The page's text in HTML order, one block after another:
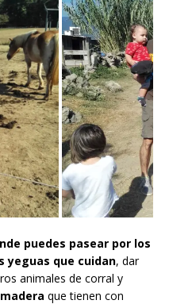
puedes pasear por los
yeguas que cuidan, dar
animales de corral y
que tienen con